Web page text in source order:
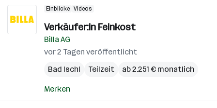
Einblicke Videos
Verkäufer:in Feinkost
Billa AG
vor 2 Tagen veröffentlicht
Bad Ischl
Teilzeit ab 2.251 € monatlich
Merken